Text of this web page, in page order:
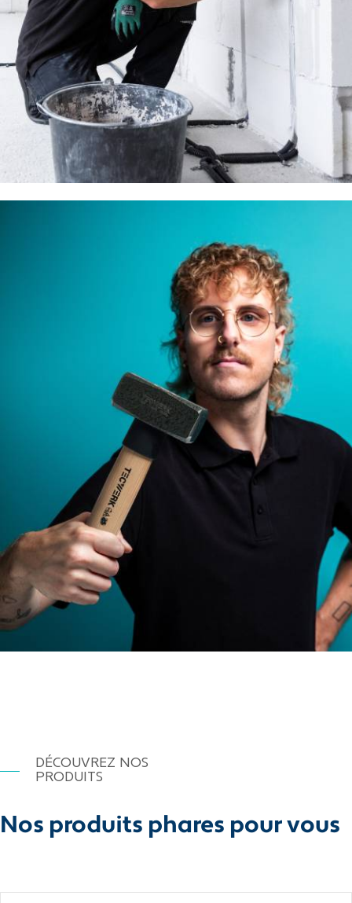
DÉCOUVREZ NOS
PRODUITS
Nos produits phares pour vous